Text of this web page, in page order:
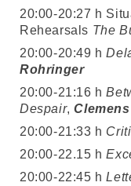
20:00-20:27 h
Rehearsals The
20:00-20:49 h
Rohringer
20:00-21:16 h
Despair,
20:00-21:33 h
20:00-22.15 h
20:00-22:45 h